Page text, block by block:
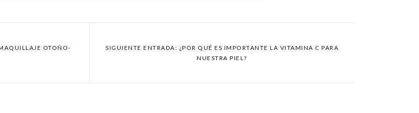
OTOÑO-
SIGUIENTE ENTRADA: ¿POR QUÉ ES IMPORTANTE LA VITAMINA C PARA
NUESTRA PIEL?